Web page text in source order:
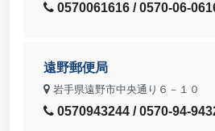
0570061616 / 0570-06-
遠野郵便局
岩手県遠野市中央通り６－１０
0570943244 / 0570-94-